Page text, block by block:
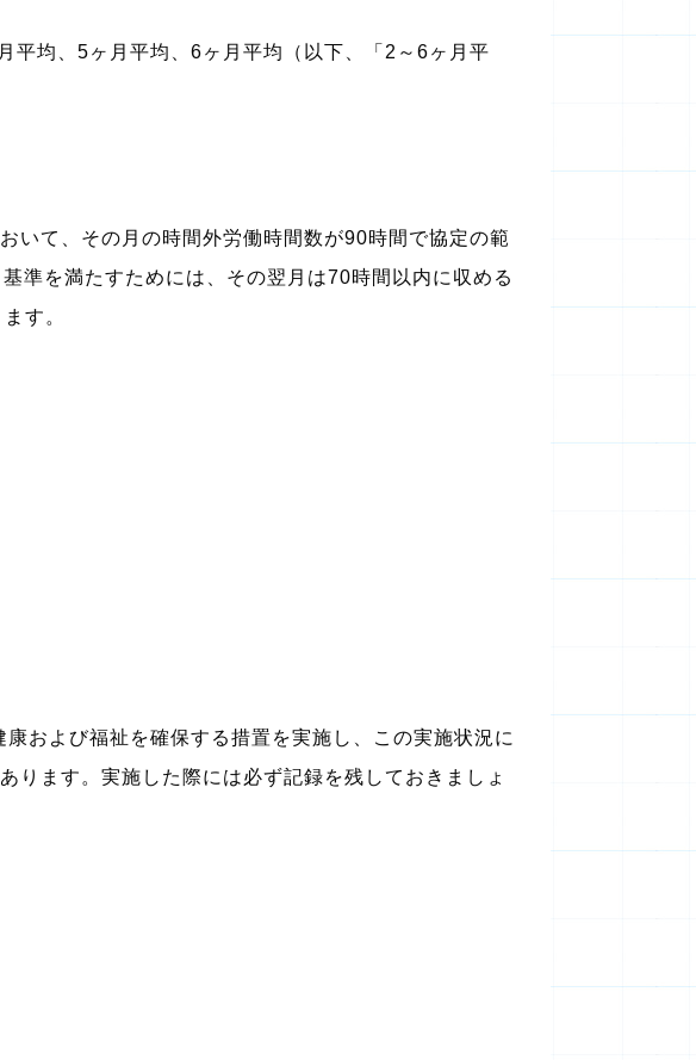
平均、5ヶ月平均、6ヶ月平均（以下、「2～6ヶ月平
て、その月の時間外労働時間数が90時間で協定の範
準を満たすためには、その翌月は70時間以内に収める
す。
および福祉を確保する措置を実施し、この実施状況に
ります。実施した際には必ず記録を残しておきましょ